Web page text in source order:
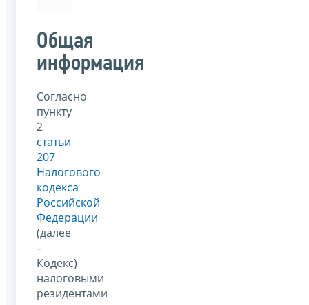
Общая
информация
Согласно
пункту
2
статьи
207
Налогового
кодекса
Российской
Федерации
(далее
–
Кодекс)
налоговыми
резидентами